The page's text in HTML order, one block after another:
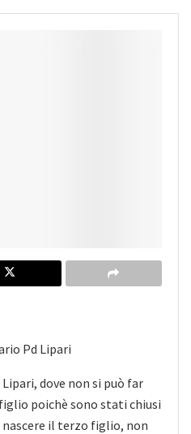
dove non si può far
poichè sono stati chiusi
nascere il terzo figlio, non